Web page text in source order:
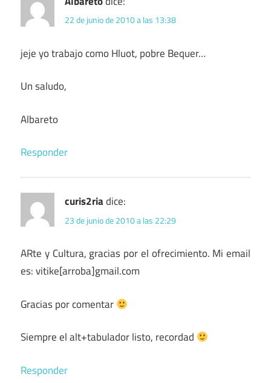
22 de junio de 2010 a las 13:38
jeje yo trabajo como Hluot, pobre Bequer…
Un saludo,
Albareto
Responder
curis2riadice:
23 de junio de 2010 a las 22:29
ARte y Cultura, gracias por el ofrecimiento. Mi email
es: vitike[arroba]gmail.com
Gracias por comentar
Siempre el alt+tabulador listo, recordad
Responder